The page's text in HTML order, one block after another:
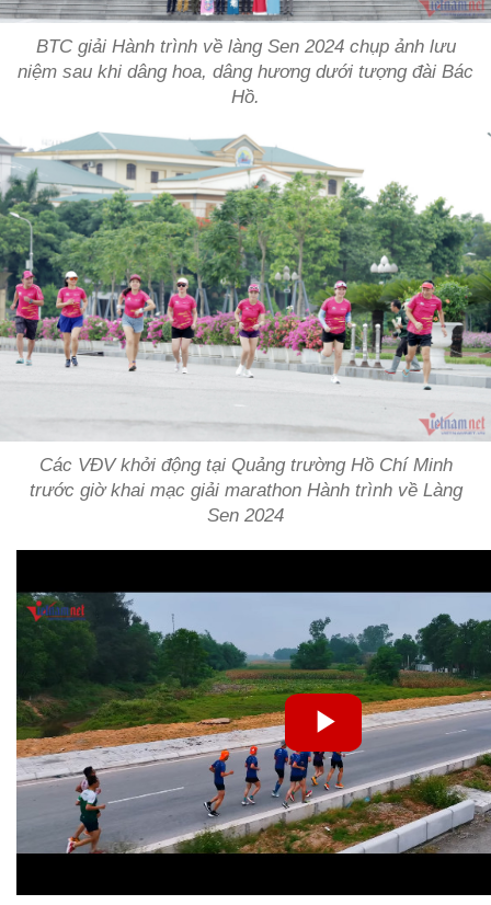
BTC giải Hành trình về làng Sen 2024 chụp ảnh lưu
niệm sau khi dâng hoa, dâng hương dưới tượng đài Bác
Hồ.
Các VĐV khởi động tại Quảng trường Hồ Chí Minh
trước giờ khai mạc giải marathon Hành trình về Làng
Sen 2024